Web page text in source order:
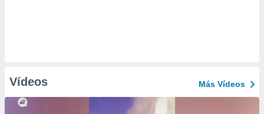
Vídeos Más Vídeos